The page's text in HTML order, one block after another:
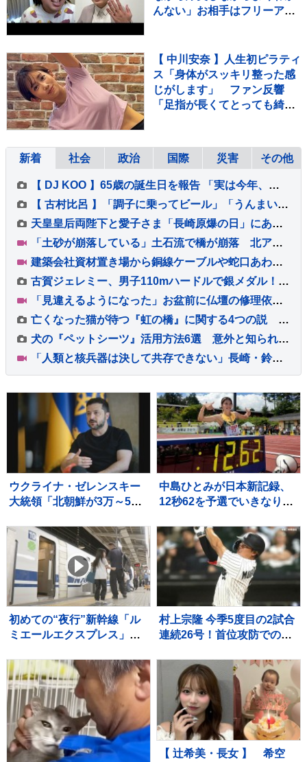
んない」お相手はフリーアナ
【 中川安奈 】人生初ピラティ
ス「身体がスッキリ整った感
じがします」 ファン反響
「足指が長くてとっても綺
新着 社会 政治 国際 災害 その他
【 DJ KOO 】65歳の誕生日を報告 「実は今年、家族に怪我が続いていて」妻と娘のケガ・手術・入院明かす「健KOO第一で」「最KOOな一年に」
【 古村比呂 】「調子に乗ってビール」「うんまい！体調OK」 久しぶりに「美味しく飲めてよかった」講演会で北海道へ
天皇皇后両陛下と愛子さま「長崎原爆の日」にあたり黙とう 上皇ご夫妻はテレビ中継を見て仙洞御所で 戦後81年
「土砂が崩落している」土石流で橋が崩落 北アルプス燕岳・登山口の温泉施設に登山客など約390人が孤立状態 長野
建築会社資材置き場から銅線ケーブルや蛇口あわせて約20キロ盗んだか 無職の男（50）を逮捕 警視庁は余罪を捜査 東京・足立区
古賀ジェレミー、男子110mハードルで銀メダル！12秒97をマークし今大会日本勢2人目の表彰台【U20世界陸上】
「見違えるようになった」お盆前に仏壇の修理依頼が急増 熊本地震 八代市の店に約100件の依頼
亡くなった猫が待つ『虹の橋』に関する4つの説 どう過ごしているの？いつの日か再会できる？
犬の『ペットシーツ』活用方法6選 意外と知られていない暮らしの中で役立つアイデアとは？
「人類と核兵器は決して共存できない」長崎・鈴木市長 被爆から81年 長崎原爆の日 高市総理「我が国は非核三原則を堅持している」
ウクライナ・ゼレンスキー
大統領「北朝鮮が3万～5万
に協力呼びかけ
中島ひとみが日本新記録、
12秒62を予選でいきなりマ
ぶりに更新【陸上・富士北
麓ワールドトライアル】
初めての“夜行”新幹線「ル
ミエールエクスプレス」
新大阪駅へ ホテル代高騰
のなかレジャー需要など狙
う
村上宗隆 今季5度目の2試合
連続26号！首位攻防での2
狂、連敗中のチームに勢い
つける
【 辻希美・長女 】 希空